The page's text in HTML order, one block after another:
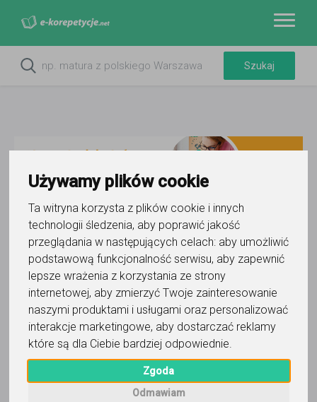
Używamy plików cookie
Ta witryna korzysta z plików cookie i innych
technologii śledzenia, aby poprawić jakość
przeglądania w następujących celach: aby umożliwić
podstawową funkcjonalność serwisu, aby zapewnić
lepsze wrażenia z korzystania ze strony
internetowej, aby zmierzyć Twoje zainteresowanie
naszymi produktami i usługami oraz personalizować
interakcje marketingowe, aby dostarczać reklamy
które są dla Ciebie bardziej odpowiednie.
Zgoda
Odmawiam
Jak się uczyć efektywnie - 10
praktycznych porad
MF
Magdalena Florczyk (Redakcja serwisu)
17 listopada 2021- 5 min czytania
Piętrzące się podręczniki, notatki, kserówki i zeszyty.
Wszystko do przeczytania i nauczenia się „na jutro”. Jak
uczyć się, aby nauka była efektywna? Jak ogarnąć ten